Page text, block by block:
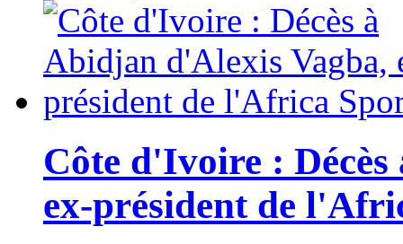
Côte d'Ivoire :
ex-président de